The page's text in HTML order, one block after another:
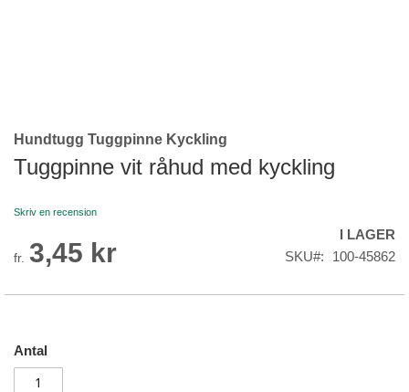
Skip
to
the
of
images
Hundtugg Tuggpinne Kyckling
Tuggpinne vit råhud med kyckling
Skriv en recension
fr. 3,45 kr
I LAGER
SKU
100-45862
Antal